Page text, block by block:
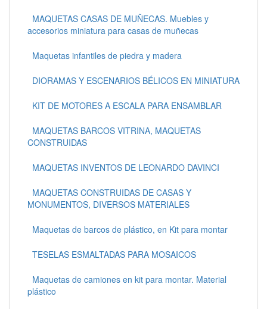
MAQUETAS CASAS DE MUÑECAS. Muebles y
accesorios miniatura para casas de muñecas
Maquetas infantiles de piedra y madera
DIORAMAS Y ESCENARIOS BÉLICOS EN MINIATURA
KIT DE MOTORES A ESCALA PARA ENSAMBLAR
MAQUETAS BARCOS VITRINA, MAQUETAS
CONSTRUIDAS
MAQUETAS INVENTOS DE LEONARDO DAVINCI
MAQUETAS CONSTRUIDAS DE CASAS Y
MONUMENTOS, DIVERSOS MATERIALES
Maquetas de barcos de plástico, en Kit para montar
TESELAS ESMALTADAS PARA MOSAICOS
Maquetas de camiones en kit para montar. Material
plástico